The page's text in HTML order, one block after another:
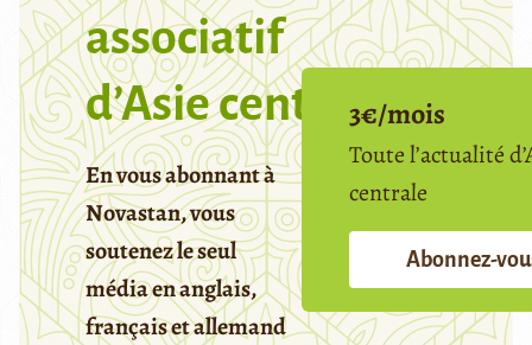
associatif
d’Asie centrale
En vous abonnant à
Novastan, vous
soutenez le seul
média en anglais,
français et allemand
3€/mois
Toute l’actualité
centrale
Abonnez-